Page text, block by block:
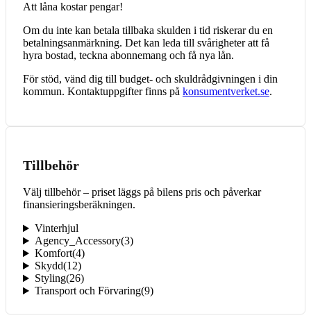
Att låna kostar pengar!
Om du inte kan betala tillbaka skulden i tid riskerar du en
betalningsanmärkning. Det kan leda till svårigheter att få
hyra bostad, teckna abonnemang och få nya lån.
För stöd, vänd dig till budget- och skuldrådgivningen i din
kommun. Kontaktuppgifter finns på konsumentverket.se.
Tillbehör
Välj tillbehör – priset läggs på bilens pris och påverkar
finansieringsberäkningen.
Vinterhjul
Agency_Accessory(3)
Komfort(4)
Skydd(12)
Styling(26)
Transport och Förvaring(9)